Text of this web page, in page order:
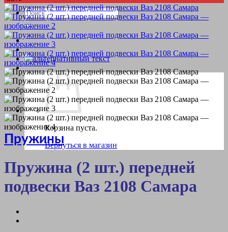
Искать:
Корзина пуста.
Вернуться в магазин
Пружины
Пружина (2 шт.) передней
подвески Ваз 2108 Самара